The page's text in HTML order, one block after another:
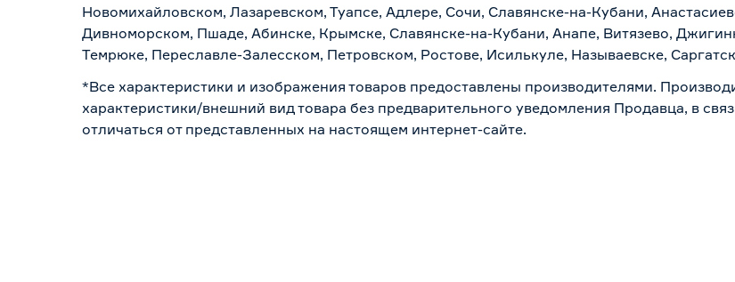
Новомихайловском, Лазаревском, Туапсе, Адлере, Сочи, Славянске-на-Кубани,
Дивноморском, Пшаде, Абинске, Крымске, Славянске-на-Кубани, Анапе, Витязево,
Темрюке, Переславле-Залесском, Петровском, Ростове, Исилькуле, Называевске,
*Все характеристики и изображения товаров предоставлены производителями.
характеристики/внешний вид товара без предварительного уведомления Продавца, в
отличаться от представленных на настоящем интернет-сайте.